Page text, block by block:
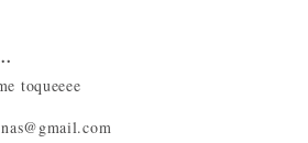
toqueeee